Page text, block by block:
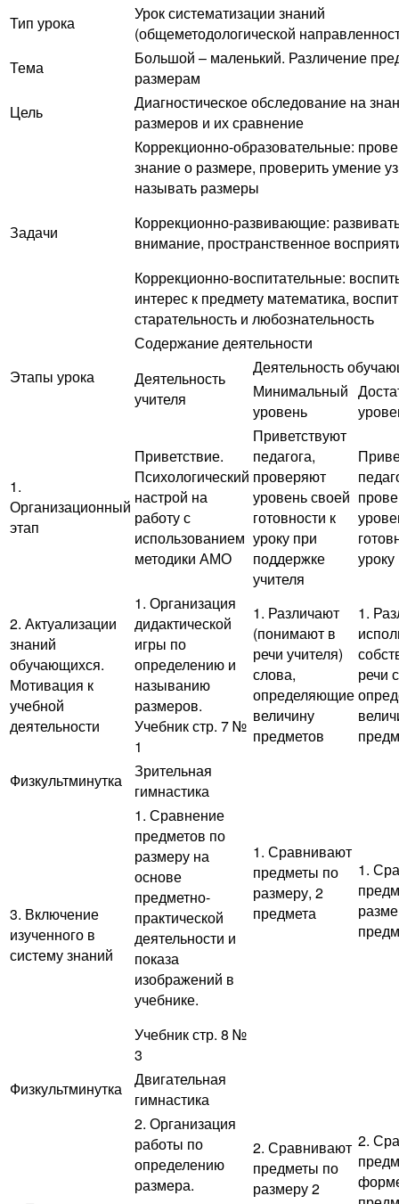
Тип урока
Урок систематизации знаний
(общеметодологической
Тема
Большой – маленький. Различение
размерам
Цель
Диагностическое обследование на
размеров и их сравнение
Задачи
Коррекционно-образовательные:
знание о размере, проверить умение
называть размеры
Коррекционно-развивающие:
внимание, пространственное
Коррекционно-воспитательные:
интерес к предмету математика,
старательность и любознательность
Этапы урока
Содержание деятельности
Деятельность
учителя
Деятельность
Минимальный
уровень
1.
Организационный
этап
Приветствие.
Психологический
настрой на
работу с
использованием
методики АМО
Приветствуют
педагога,
проверяют
уровень своей
готовности к
уроку при
поддержке
учителя
уроку
2. Актуализации
знаний
обучающихся.
Мотивация к
учебной
деятельности
1. Организация
дидактической
игры по
определению и
называнию
размеров.
Учебник стр. 7 №
1
1. Различают
(понимают в
речи учителя)
слова,
определяющие
величину
предметов
1.
речи
Физкультминутка
Зрительная
гимнастика
3. Включение
изученного в
систему знаний
1. Сравнение
предметов по
размеру на
основе
предметно-
практической
деятельности и
показа
изображений в
учебнике.
Учебник стр. 8 №
3
1. Сравнивают
предметы по
размеру, 2
предмета
1.
Физкультминутка
Двигательная
гимнастика
2. Организация
работы по
определению
размера.
2. Сравнивают
предметы по
размеру 2
2.